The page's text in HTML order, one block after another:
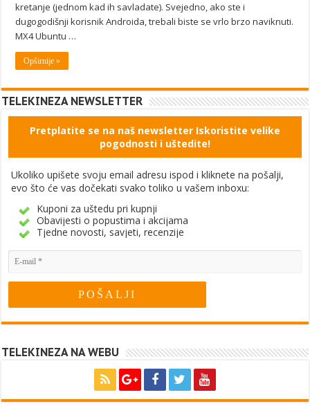
kretanje (jednom kad ih savladate). Svejedno, ako ste i
dugogodišnji korisnik Androida, trebali biste se vrlo brzo naviknuti.
MX4 Ubuntu …
Opširnije »
TELEKINEZA NEWSLETTER
Pretplatite se na naš newsletter Iskoristite velike
pogodnosti i uštedite!
Ukoliko upišete svoju email adresu ispod i kliknete na pošalji,
evo što će vas dočekati svako toliko u vašem inboxu:
Kuponi za uštedu pri kupnji
Obavijesti o popustima i akcijama
Tjedne novosti, savjeti, recenzije
TELEKINEZA NA WEBU